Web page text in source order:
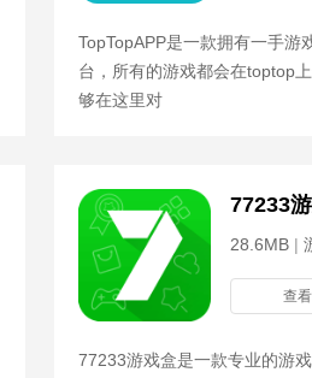
TopTopAPP是一款拥有一手游
台，所有的游戏都会在toptop
够在这里对
77233
28.6MB |
查看
77233游戏盒是一款专业的游